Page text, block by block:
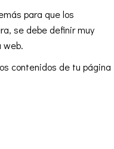
para que los
se debe definir muy
web.
contenidos de tu página